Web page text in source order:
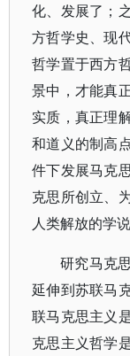
化、发展了；
方哲学史、现
哲学置于西方
景中，才能真
实质，真正理
和道义的制高
件下发展马克
克思所创立、
人类解放的学说
研究马克
延伸到苏联马
联马克思主义
克思主义哲学